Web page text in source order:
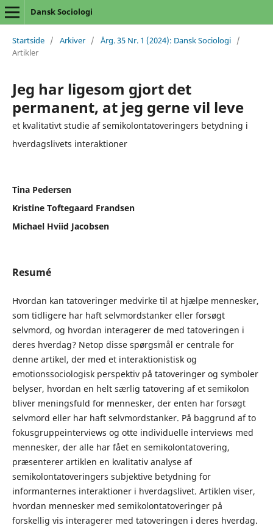
Dansk Sociologi
Startside / Arkiver / Årg. 35 Nr. 1 (2024): Dansk Sociologi /
Artikler
Jeg har ligesom gjort det
permanent, at jeg gerne vil leve
et kvalitativt studie af semikolontatoveringers betydning i
hverdagslivets interaktioner
Tina Pedersen
Kristine Toftegaard Frandsen
Michael Hviid Jacobsen
Resumé
Hvordan kan tatoveringer medvirke til at hjælpe mennesker,
som tidligere har haft selvmordstanker eller forsøgt
selvmord, og hvordan interagerer de med tatoveringen i
deres hverdag? Netop disse spørgsmål er centrale for
denne artikel, der med et interaktionistisk og
emotionssociologisk perspektiv på tatoveringer og symboler
belyser, hvordan en helt særlig tatovering af et semikolon
bliver meningsfuld for mennesker, der enten har forsøgt
selvmord eller har haft selvmordstanker. På baggrund af to
fokusgruppeinterviews og otte individuelle interviews med
mennesker, der alle har fået en semikolontatovering,
præsenterer artiklen en kvalitativ analyse af
semikolontatoveringers subjektive betydning for
informanternes interaktioner i hverdagslivet. Artiklen viser,
hvordan mennesker med semikolontatoveringer på
forskellig vis interagerer med tatoveringen i deres hverdag.